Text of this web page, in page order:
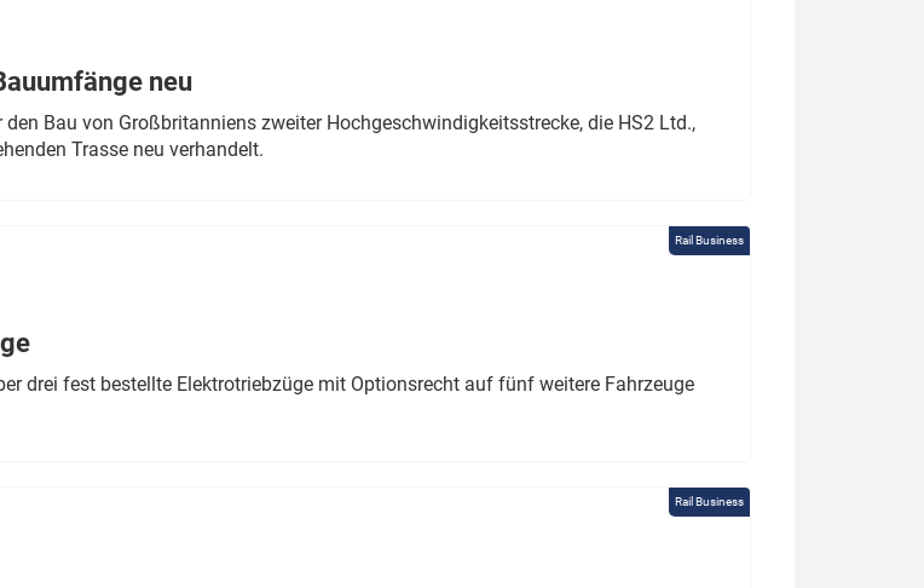
neu
Bau von Großbritanniens zweiter Hochgeschwindigkeitsstrecke, die HS2 Ltd.,
Trasse neu verhandelt.
Rail Business
drei fest bestellte Elektrotriebzüge mit Optionsrecht auf fünf weitere Fahrzeuge
Rail Business